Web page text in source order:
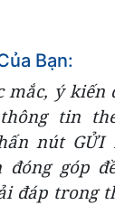
Bạn:
mắc, ý kiến
tin
nút GỬI
góp
đáp trong